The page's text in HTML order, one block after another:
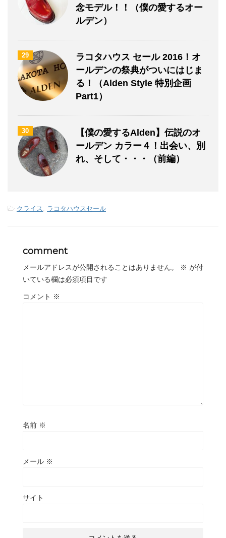
念モデル！！（僕の愛するオー
ルデン）
29
ラコタハウス セール 2016！オ
ールデンの祭典がついにはじま
る！（Alden Style 特別企画
Part1）
30
【僕の愛するAlden】伝説のオ
ールデン カラー４！出会い、別
れ、そして・・・（前編）
-クライス ラコタハウスセール
comment
メールアドレスが公開されることはありません。 ※ が付
いている欄は必須項目です
コメント ※
名前 ※
メール ※
サイト